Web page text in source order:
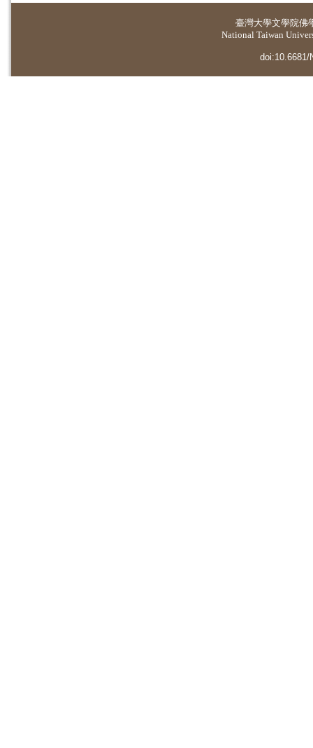
臺灣大學文學院佛
National Taiwan
doi:10.6681/